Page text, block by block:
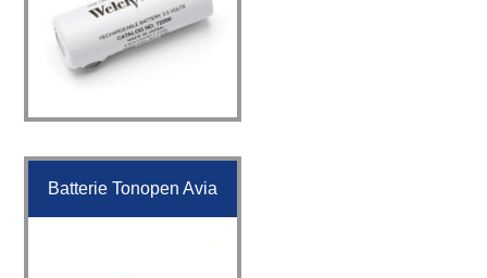
Batterie Tonopen Avia